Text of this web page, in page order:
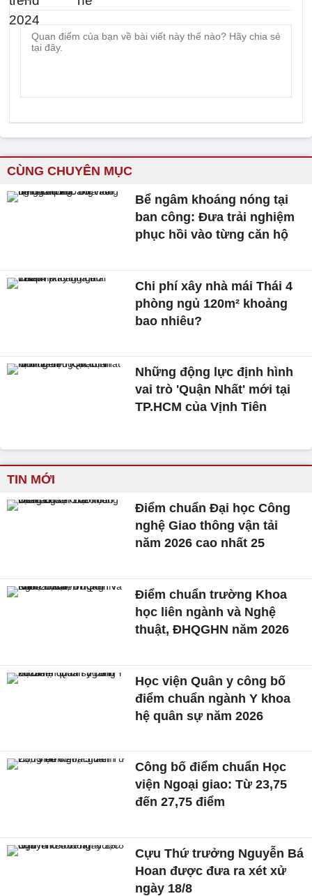
CÙNG CHUYÊN MỤC
Bể ngâm khoáng nóng tại
ban công: Đưa trải nghiệm
phục hồi vào từng căn hộ
Chi phí xây nhà mái Thái 4
phòng ngủ 120m² khoảng
bao nhiêu?
Những động lực định hình
vai trò 'Quận Nhất' mới tại
TP.HCM của Vịnh Tiên
TIN MỚI
Điểm chuẩn Đại học Công
nghệ Giao thông vận tải
năm 2026 cao nhất 25
Điểm chuẩn trường Khoa
học liên ngành và Nghệ
thuật, ĐHQGHN năm 2026
Học viện Quân y công bố
điểm chuẩn ngành Y khoa
hệ quân sự năm 2026
Công bố điểm chuẩn Học
viện Ngoại giao: Từ 23,75
đến 27,75 điểm
Cựu Thứ trưởng Nguyễn Bá
Hoan được đưa ra xét xử
ngày 18/8